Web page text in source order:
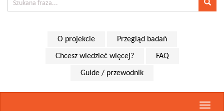
O projekcie Przegląd badań
Chcesz wiedzieć więcej? FAQ
Guide / przewodnik